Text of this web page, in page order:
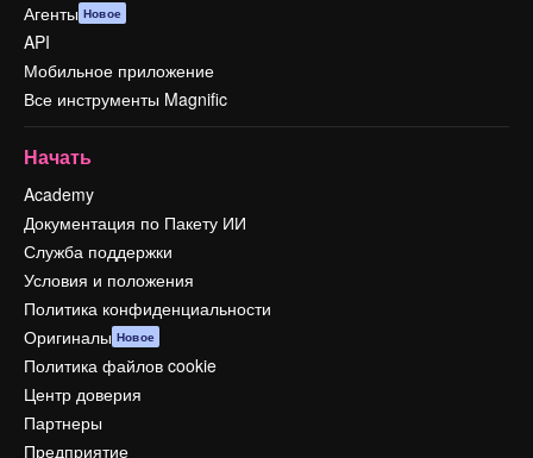
Агенты Новое
API
Мобильное приложение
Все инструменты Magnific
Начать
Academy
Документация по Пакету ИИ
Служба поддержки
Условия и положения
Политика конфиденциальности
Оригиналы Новое
Политика файлов cookie
Центр доверия
Партнеры
Предприятие